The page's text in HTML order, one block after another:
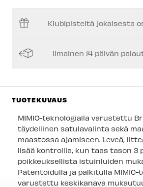
Keskusvarasto-Tilapäisesti
Espoon Myymälä-Tilapäisesti
Joensuun myymälä
Imatran myymälä- Tilapäisesti
Jyväskylän myymälä-
Lappeenrannan myymälä-
Klubipisteitä jokaisesta
Ilmainen 14 päivän
TUOTEKUVAUS
MIMIC-teknologialla varustettu
täydellinen satulavalinta sekä
maastossa ajamiseen. Leveä,
lisää kontrollia, kun taas tason 3
poikkeuksellista istuinluiden
Patentoidulla ja palkitulla MIMIC-
varustettu keskikanava